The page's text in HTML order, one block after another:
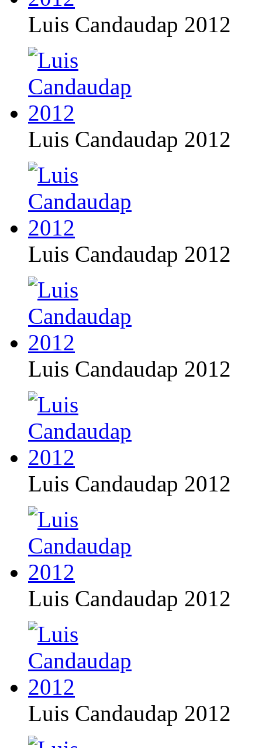
Luis Candaudap 2012
Luis Candaudap 2012
Luis Candaudap 2012
Luis Candaudap 2012
Luis Candaudap 2012
Luis Candaudap 2012
Luis Candaudap 2012